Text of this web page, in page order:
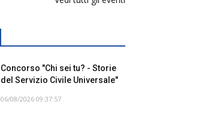
Concorso "Chi sei tu? - Storie
del Servizio Civile Universale"
06/08/2026 09:37:57